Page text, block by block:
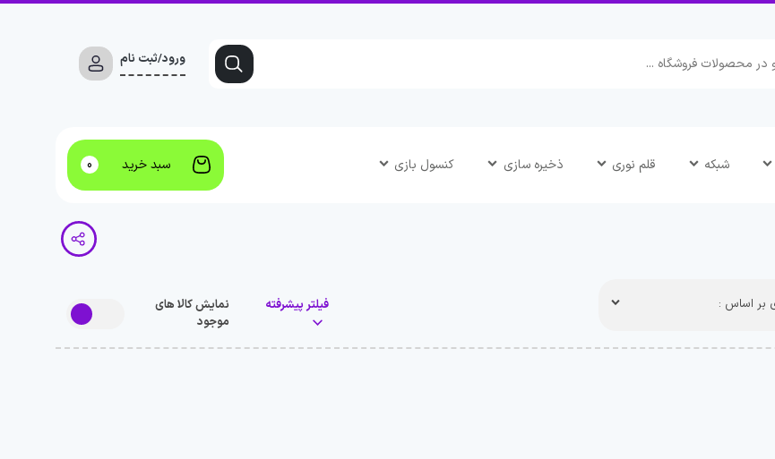
ورود/ثبت نام
شبکه قلم نوری ذخیره سازی کنسول بازی سبد خرید 0
بر اساس : فیلتر پیشرفته
نمایش کالا های
موجود